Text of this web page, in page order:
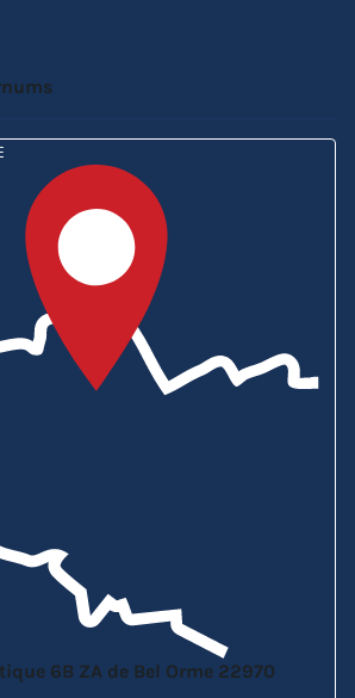
6B ZA de Bel Orme 22970